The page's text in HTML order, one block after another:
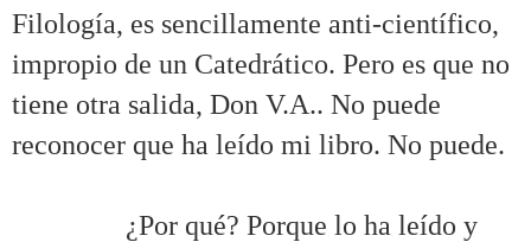
Filología, es sencillamente anti-científico,
impropio de un Catedrático. Pero es que no
tiene otra salida, Don V.A.. No puede
reconocer que ha leído mi libro. No puede.
¿Por qué? Porque lo ha leído y